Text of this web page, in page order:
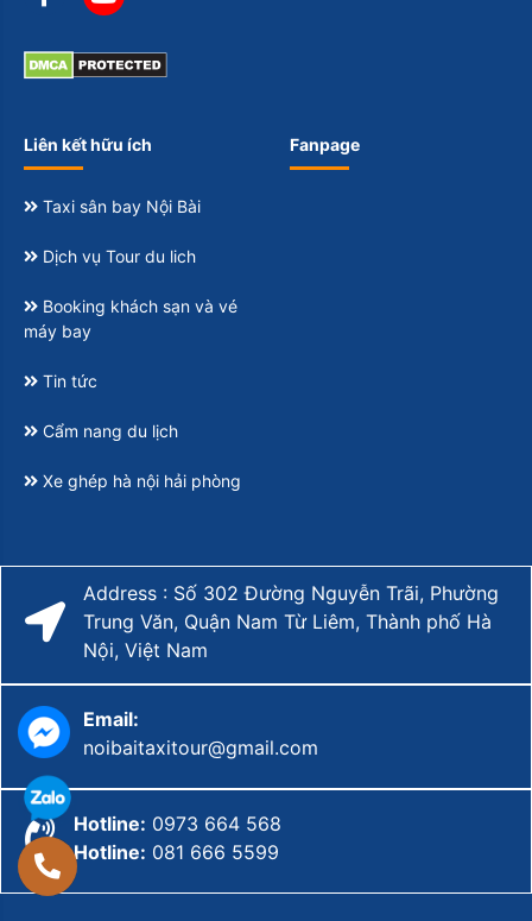
Liên kết hữu ích
Taxi sân bay Nội Bài
Dịch vụ Tour du lich
Booking khách sạn và vé
máy bay
Tin tức
Cẩm nang du lịch
Xe ghép hà nội hải phòng
Fanpage
Address : Số 302 Đường Nguyễn Trãi, Phường
Trung Văn, Quận Nam Từ Liêm, Thành phố Hà
Nội, Việt Nam
Email:
noibaitaxitour@gmail.com
Hotline: 0973 664 568
Hotline: 081 666 5599